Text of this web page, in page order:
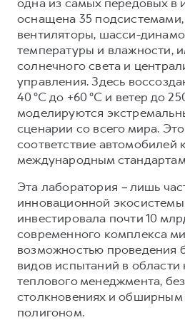
оснащена 35
вентиляторы, шасси-
температуры и влажности,
солнечного света и
управления. Здесь
40 °C до +60 °C и ветер до
моделируются
сценарии со всего мира.
соответствие автомобилей
международным
Эта лаборатория –лишь
инновационной
инвестировала почти 10
современного комплекса
возможностью проведения
видов испытаний в области
теплового менеджмента,
столкновениях и
полигоном.